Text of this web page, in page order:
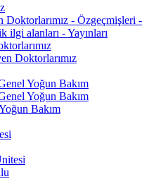
Doktorlarımız - Özgeçmişleri -
ilgi alanları - Yayınları
Doktorlarımız
Yoğun Bakım
Yoğun Bakım
Bakım